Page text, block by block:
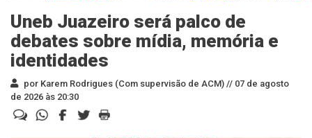
Uneb Juazeiro será palco de
debates sobre mídia, memória e
identidades
por Karem Rodrigues (Com supervisão de ACM) // 07 de agosto
de 2026 às 20:30